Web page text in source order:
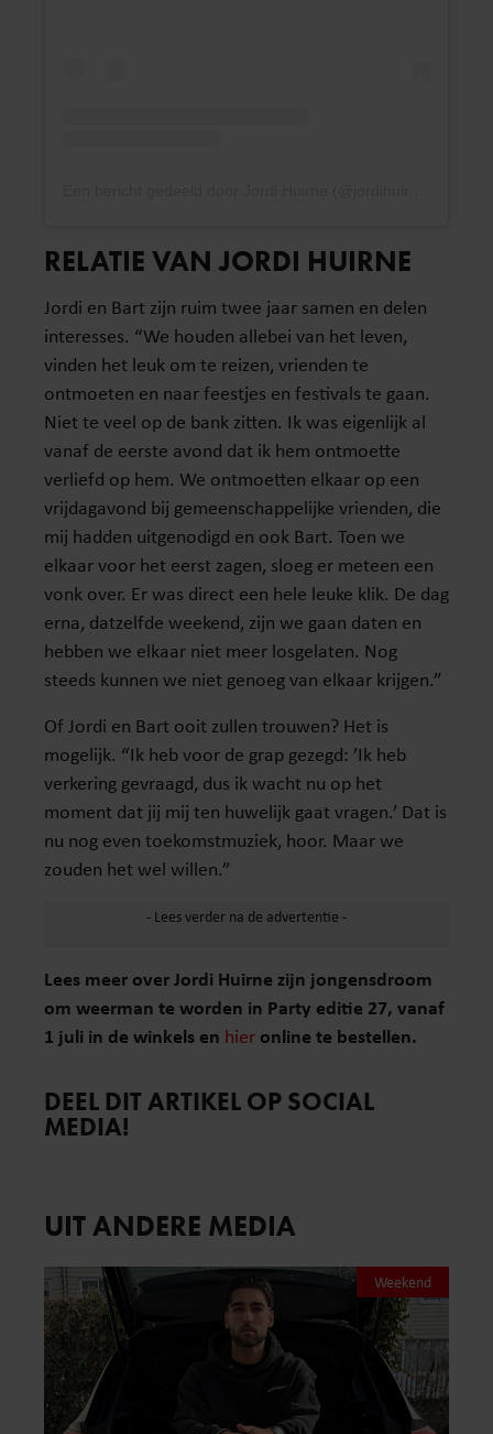
RELATIE VAN JORDI HUIRNE
Jordi en Bart zijn ruim twee jaar samen en delen
interesses. “We houden allebei van het leven,
vinden het leuk om te reizen, vrienden te
ontmoeten en naar feestjes en festivals te gaan.
Niet te veel op de bank zitten. Ik was eigenlijk al
vanaf de eerste avond dat ik hem ontmoette
verliefd op hem. We ontmoetten elkaar op een
vrijdagavond bij gemeenschappelijke vrienden, die
mij hadden uitgenodigd en ook Bart. Toen we
elkaar voor het eerst zagen, sloeg er meteen een
vonk over. Er was direct een hele leuke klik. De dag
erna, datzelfde weekend, zijn we gaan daten en
hebben we elkaar niet meer losgelaten. Nog
steeds kunnen we niet genoeg van elkaar krijgen.”
Of Jordi en Bart ooit zullen trouwen? Het is
mogelijk. “Ik heb voor de grap gezegd: ’Ik heb
verkering gevraagd, dus ik wacht nu op het
moment dat jij mij ten huwelijk gaat vragen.’ Dat is
nu nog even toekomstmuziek, hoor. Maar we
zouden het wel willen.”
Lees meer over Jordi Huirne zijn jongensdroom
om weerman te worden in Party editie 27, vanaf
1 juli in de winkels en hier online te bestellen.
DEEL DIT ARTIKEL OP SOCIAL
MEDIA!
UIT ANDERE MEDIA
Weekend